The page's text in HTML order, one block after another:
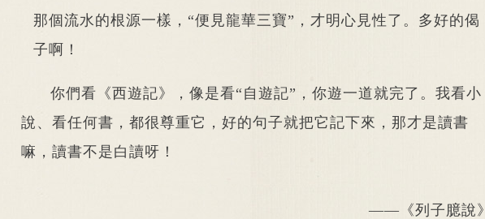
那個流水的根源一樣，“便見龍華三寶”，才明心見性了。多好的偈
子啊！
你們看《西遊記》，像是看“自遊記”，你遊一道就完了。我看小
說、看任何書，都很尊重它，好的句子就把它記下來，那才是讀書
嘛，讀書不是白讀呀！
——《列子臆說》